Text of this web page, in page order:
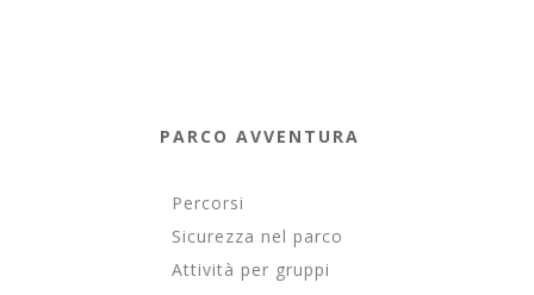
PARCO AVVENTURA
Percorsi
Sicurezza nel parco
Attività per gruppi